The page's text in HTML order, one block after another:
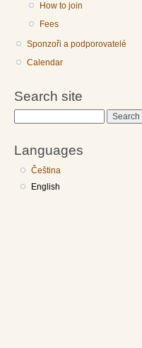
How to join
Fees
Sponzoři a podporovatelé
Calendar
Search site
Languages
Čeština
English